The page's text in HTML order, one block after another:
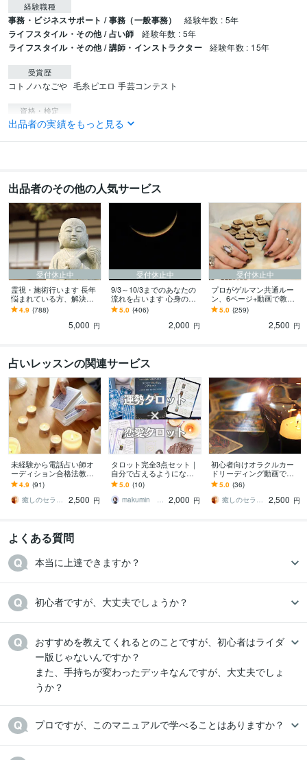
経験職種
事務・ビジネスサポート / 事務（一般事務） 経験年数 : 5年
ライフスタイル・その他 / 占い師 経験年数 : 5年
ライフスタイル・その他 / 講師・インストラクター 経験年数 : 15年
受賞歴
コトノハなごや 毛糸ピエロ 手芸コンテスト
資格・検定
甲種危険物取扱者 取得年 : 2015年
プログラミング言語・フレームワーク
HTML:2年Python:2年Visual Basic:2年
ビジネス・クリエイティブツール
WordPress:6年Word:17年
Google Analytics:4年
Adobe Photoshop:17年ゆっくりMovieMaker:0年Adobe Illustrator:4年
Canva:4年
得意分野
思念伝達・縁結び・白魔術の解除 プロになりたい方の適性判断 占
縁結び
白魔術 LGBT
学習指導・資格・キャリア相談 エントリーシート作成のお手伝い
用試験のご相談
学習についてのご相談
志望動機 就活 採用試験 教員 支援計画 資格 発達障害
出品者の実績をもっと見る
出品者のその他の人気サービス
受付休止中
霊視・施術行います 長年
悩まれている方、解決を
目指したい方へ
4.9 (788)
5,000 円
受付休止中
9/3～10/3までのあなたの
流れを占います 心身の健
康を大事に過ごしたい方
へ
5.0 (406)
2,000 円
受付休止中
プロがゲルマン共通ルー
ン、6ページ+動画で教え
ます これ1つでルーンがわ
かる！大好評のキャステ
5.0 (259)
2,500 円
占いレッスンの関連サービス
未経験から電話占い師オ
ーディション合格法教え
ます 私の方法とデビュー
後のリアル・働き方も経
験談でお伝えします
4.9 (91)
癒しのセラピーサロン☪️セレイ
2,500 円
タロット完全3点セット｜
自分で占えるようになり
ます 【商用OK】PDF教材
｜運勢・恋の本音がカー
ド1枚から読める
5.0 (10)
makumin まくみん 2,000 円
初心者向けオラクルカー
ドリーディング動画で学
べます 経験ゼロから電話
占い師オーディションに3
社合格した方法を伝授
5.0 (36)
癒しのセラピーサロン☪️セレイ
2,500 円
よくある質問
本当に上達できますか？
初心者ですが、大丈夫でしょうか？
おすすめを教えてくれるとのことですが、初心者はライダ
ー版じゃないんですか？
また、手持ちが変わったデッキなんですが、大丈夫でしょ
うか？
プロですが、このマニュアルで学べることはありますか？